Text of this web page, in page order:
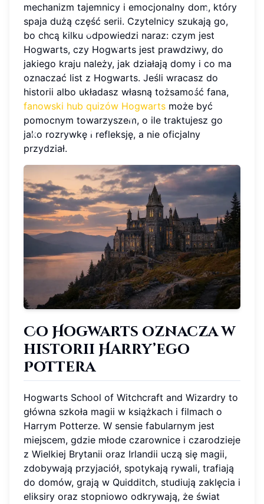
mechanizm tajemnicy i emocjonalny dom, który
spaja dużą część serii. Czytelnicy szukają go,
bo chcą kilku odpowiedzi naraz: czym jest
Hogwarts, czy Hogwarts jest prawdziwy, do
jakiego kraju należy, jak działają domy i co ma
oznaczać list z Hogwarts. Jeśli wracasz do
historii albo układasz własną tożsamość fana,
fanowski hub quizów Hogwarts może być
pomocnym towarzyszem, o ile traktujesz go
jako rozrywkę i refleksję, a nie oficjalny
przydział.
Co Hogwarts oznacza w
historii Harry’ego
Pottera
Hogwarts School of Witchcraft and Wizardry to
główna szkoła magii w książkach i filmach o
Harrym Potterze. W sensie fabularnym jest
miejscem, gdzie młode czarownice i czarodzieje
z Wielkiej Brytanii oraz Irlandii uczą się magii,
zdobywają przyjaciół, spotykają rywali, trafiają
do domów, grają w Quidditch, studiują zaklęcia i
eliksiry oraz stopniowo odkrywają, że świat